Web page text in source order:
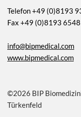
Telefon +49 (0)8193
Fax +49 (0)8193 6548
info@bipmedical.com
www.bipmedical.com
©2026 BIP
Türkenfeld